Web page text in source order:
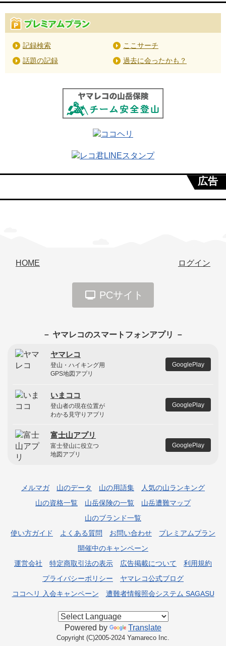
記録検索
ここサーチ
話題の記録
過去に会ったかも？
広告
HOME ログイン
PCサイト
－ ヤマレコのスマートフォンアプリ －
ヤマレコ
登山・ハイキング用
GPS地図アプリ
GooglePlay
いまココ
登山者の現在位置が
わかる見守りアプリ
GooglePlay
富士山アプリ
富士登山に役立つ
地図アプリ
GooglePlay
メルマガ 山のデータ 山の用語集
人気の山ランキング
山の資格一覧
山岳保険の一覧
山岳遭難マップ
山のブランド一覧
使い方ガイド
よくある質問 お問い合わせ
プレミアムプラン
開催中のキャンペーン
運営会社
特定商取引法の表示 広告掲載について
利用規約
プライバシーポリシー
ヤマレコ公式ブログ
ココヘリ 入会キャンペーン
遭難者情報照会システム SAGASU
Powered by Translate
Copyright (C)2005-2024 Yamareco Inc.